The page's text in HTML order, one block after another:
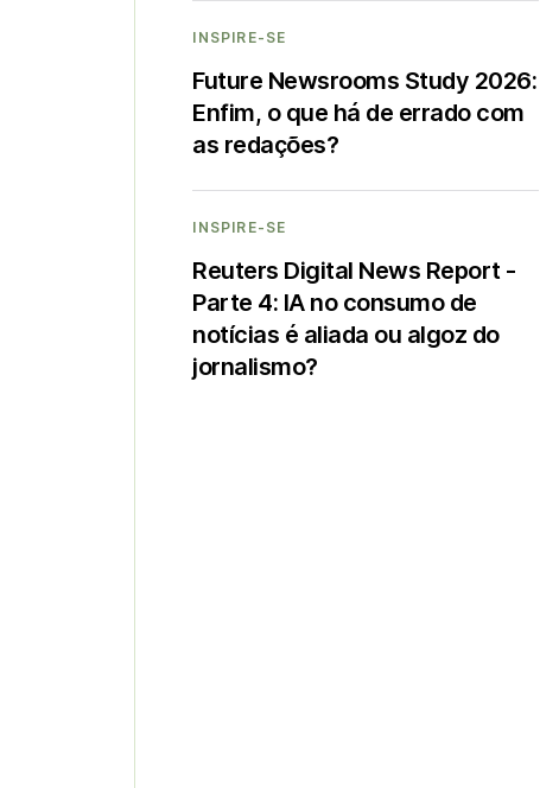
INSPIRE-SE
Future Newsrooms Study 2026:
Enfim, o que há de errado com
as redações?
INSPIRE-SE
Reuters Digital News Report -
Parte 4: IA no consumo de
notícias é aliada ou algoz do
jornalismo?